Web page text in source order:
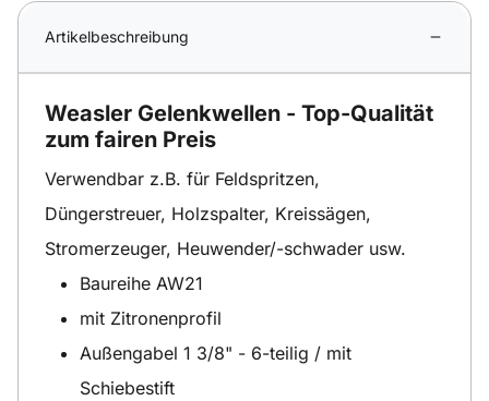
Artikelbeschreibung
Weasler Gelenkwellen - Top-Qualität
zum fairen Preis
Verwendbar z.B. für Feldspritzen,
Düngerstreuer, Holzspalter, Kreissägen,
Stromerzeuger, Heuwender/-schwader usw.
Baureihe AW21
mit Zitronenprofil
Außengabel 1 3/8" - 6-teilig / mit
Schiebestift